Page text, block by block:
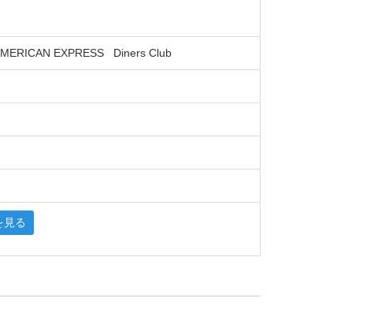
EXPRESS Diners Club
見る